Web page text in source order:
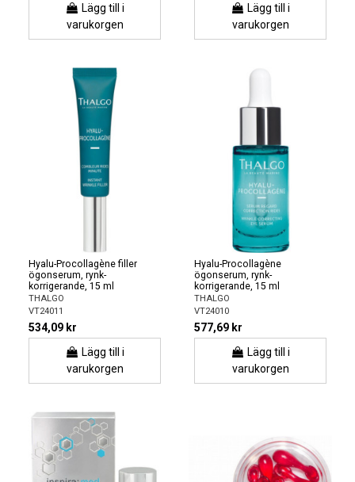
Lägg till i
varukorgen
Lägg till i
varukorgen
Hyalu-Procollagène filler
ögonserum, rynk-
korrigerande, 15 ml
THALGO
VT24011
534,09 kr
Lägg till i
varukorgen
Hyalu-Procollagène
ögonserum, rynk-
korrigerande, 15 ml
THALGO
VT24010
577,69 kr
Lägg till i
varukorgen